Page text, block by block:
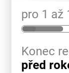
pro 1 až
Konec
před